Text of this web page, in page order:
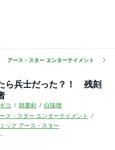
アース・スター エンターテイメント
ら兵士だった？！ 残刻
コ 師裏剣
白味噌
ス・スター エンターテイメント
ック アース・スター
-